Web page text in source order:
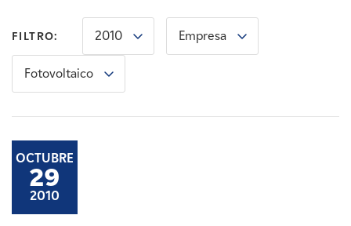
Noticias
Contacte con
FILTRO: 2010 Empresa
Fotovoltaico
OCTUBRE
29
2010